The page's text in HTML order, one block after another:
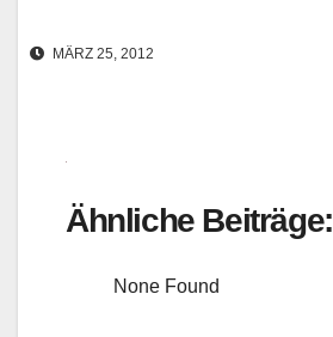
MÄRZ 25, 2012
Ähnliche Beiträge:
None Found